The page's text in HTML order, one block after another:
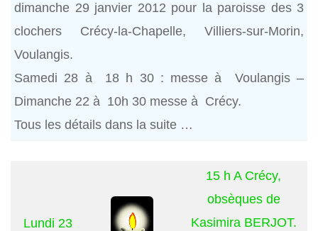
dimanche 29 janvier 2012 pour la paroisse des 3
clochers Crécy-la-Chapelle, Villiers-sur-Morin,
Voulangis.
Samedi 28 à 18 h 30 : messe à Voulangis –
Dimanche 22 à 10h 30 messe à Crécy.
Tous les détails dans la suite …
Lundi 23
15 h A Crécy,
obsèques de
Kasimira BERJOT.